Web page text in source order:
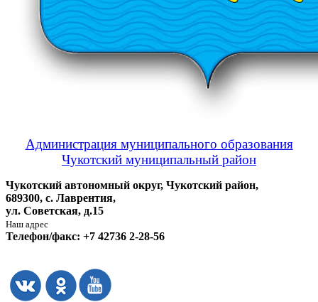
Администрация муниципального образования
Чукотский муниципальный район
Чукотский автономный округ, Чукотский район,
689300, с. Лаврентия,
ул. Советская, д.15
Наш адрес
Телефон/факс: +7 42736 2-28-56